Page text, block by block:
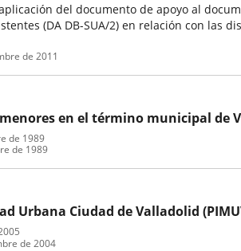
del documento de apoyo al
(DA DB-SUA/2) en relación con las
de 2011
en el término municipal de
de 1989
de 1989
Urbana Ciudad de Valladolid
de 2004